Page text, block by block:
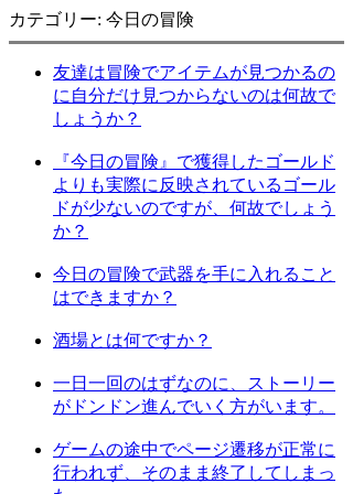
カテゴリー: 今日の冒険
友達は冒険でアイテムが見つかるの
に自分だけ見つからないのは何故で
しょうか？
『今日の冒険』で獲得したゴールド
よりも実際に反映されているゴール
ドが少ないのですが、何故でしょう
か？
今日の冒険で武器を手に入れること
はできますか？
酒場とは何ですか？
一日一回のはずなのに、ストーリー
がドンドン進んでいく方がいます。
ゲームの途中でページ遷移が正常に
行われず、そのまま終了してしまっ